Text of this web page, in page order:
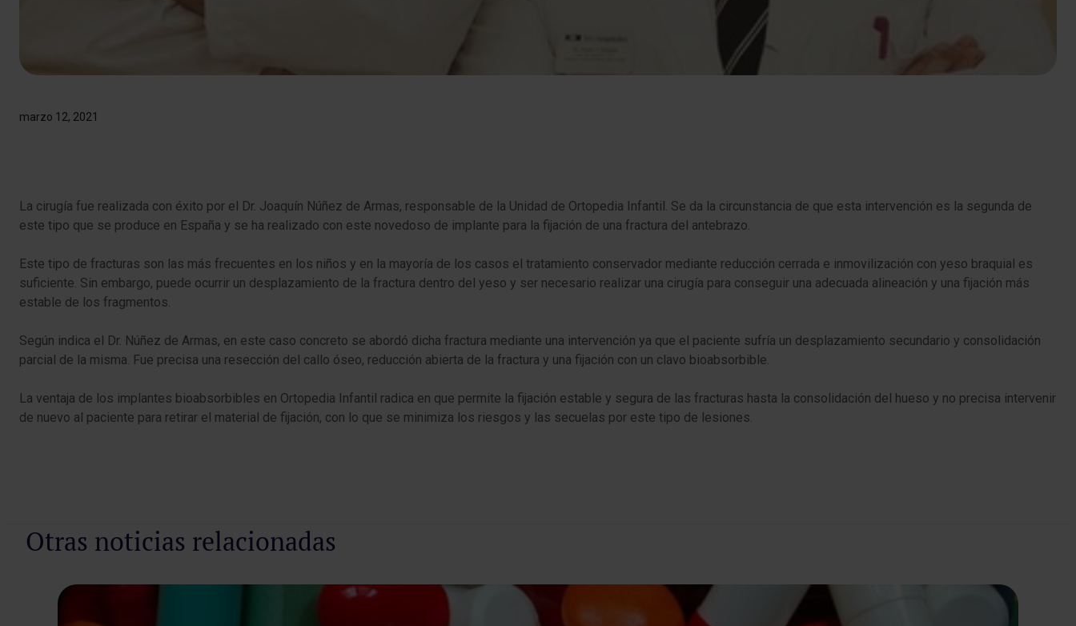
marzo 12, 2021
La cirugía fue realizada con éxito por el Dr. Joaquín Núñez de Armas, responsable de la Unidad de Ortopedia Infantil. Se da la circunstancia de que esta intervención es la segunda de
este tipo que se produce en España y se ha realizado con este novedoso de implante para la fijación de una fractura del antebrazo.
Este tipo de fracturas son las más frecuentes en los niños y en la mayoría de los casos el tratamiento conservador mediante reducción cerrada e inmovilización con yeso braquial es
suficiente. Sin embargo, puede ocurrir un desplazamiento de la fractura dentro del yeso y ser necesario realizar una cirugía para conseguir una adecuada alineación y una fijación más
estable de los fragmentos.
Según indica el Dr. Núñez de Armas, en este caso concreto se abordó dicha fractura mediante una intervención ya que el paciente sufría un desplazamiento secundario y consolidación
parcial de la misma. Fue precisa una resección del callo óseo, reducción abierta de la fractura y una fijación con un clavo bioabsorbible.
La ventaja de los implantes bioabsorbibles en Ortopedia Infantil radica en que permite la fijación estable y segura de las fracturas hasta la consolidación del hueso y no precisa intervenir
de nuevo al paciente para retirar el material de fijación, con lo que se minimiza los riesgos y las secuelas por este tipo de lesiones.
Otras noticias relacionadas